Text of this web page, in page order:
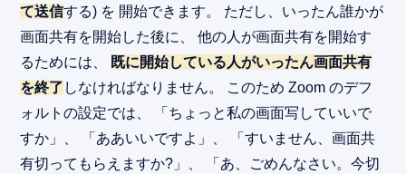
て送信する) を 開始できます。 ただし、いったん誰かが
画面共有を開始した後に、 他の人が画面共有を開始す
るためには、
既に開始している人がいったん画面共有
を終了 しなければなりません。 このため Zoom のデフ
ォルトの設定では、 「ちょっと私の画面写していいで
すか」、 「ああいいですよ」、 「すいません、画面共
有切ってもらえますか?」、 「あ、ごめんなさい。今切